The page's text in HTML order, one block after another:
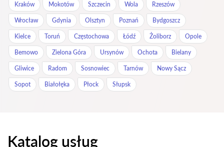
Kraków Mokotów Szczecin Wola Rzeszów
Wrocław Gdynia Olsztyn Poznań Bydgoszcz
Kielce Toruń Częstochowa Łódź Żoliborz Opole
Bemowo Zielona Góra Ursynów Ochota Bielany
Gliwice Radom Sosnowiec Tarnów Nowy Sącz
Sopot Białołęka Płock Słupsk
Katalog usług